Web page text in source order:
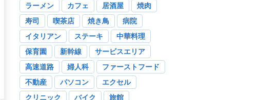
ラーメン カフェ 居酒屋
焼肉
寿司
喫茶店 焼き鳥
病院
イタリアン
ステーキ
中華料理
保育園
新幹線
サービスエリア
高速道路
婦人科
ファーストフード
不動産
パソコン
エクセル
クリニック
バイク
旅館